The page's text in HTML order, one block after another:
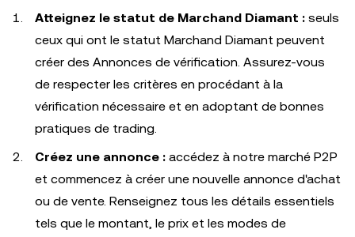
Atteignez le statut de Marchand Diamant : seuls
ceux qui ont le statut Marchand Diamant peuvent
créer des Annonces de vérification. Assurez-vous
de respecter les critères en procédant à la
vérification nécessaire et en adoptant de bonnes
pratiques de trading.
Créez une annonce : accédez à notre marché P2P
et commencez à créer une nouvelle annonce d'achat
ou de vente. Renseignez tous les détails essentiels
tels que le montant, le prix et les modes de